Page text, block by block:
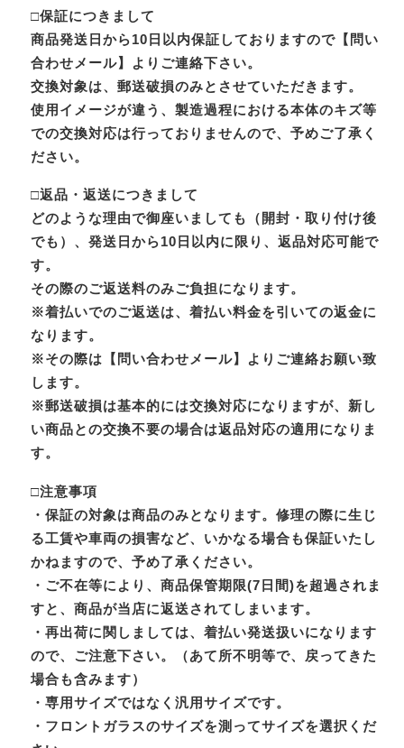
□保証につきまして
商品発送日から10日以内保証しておりますので【問い
合わせメール】よりご連絡下さい。
交換対象は、郵送破損のみとさせていただきます。
使用イメージが違う、製造過程における本体のキズ等
での交換対応は行っておりませんので、予めご了承く
ださい。
□返品・返送につきまして
どのような理由で御座いましても（開封・取り付け後
でも）、発送日から10日以内に限り、返品対応可能で
す。
その際のご返送料のみご負担になります。
※着払いでのご返送は、着払い料金を引いての返金に
なります。
※その際は【問い合わせメール】よりご連絡お願い致
します。
※郵送破損は基本的には交換対応になりますが、新し
い商品との交換不要の場合は返品対応の適用になりま
す。
□注意事項
・保証の対象は商品のみとなります。修理の際に生じ
る工賃や車両の損害など、いかなる場合も保証いたし
かねますので、予め了承ください。
・ご不在等により、商品保管期限(7日間)を超過されま
すと、商品が当店に返送されてしまいます。
・再出荷に関しましては、着払い発送扱いになります
ので、ご注意下さい。（あて所不明等で、戻ってきた
場合も含みます）
・専用サイズではなく汎用サイズです。
・フロントガラスのサイズを測ってサイズを選択くだ